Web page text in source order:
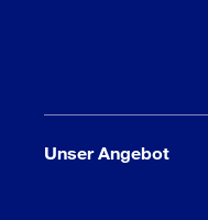
Unser Angebot